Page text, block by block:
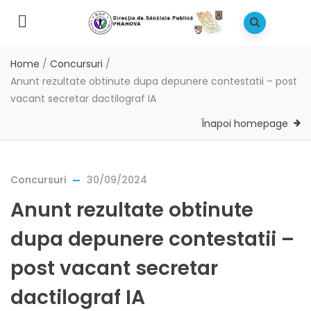
Home / Concursuri /
Anunt rezultate obtinute dupa depunere contestatii – post
vacant secretar dactilograf IA
Înapoi homepage
Concursuri 30/09/2024
Anunt rezultate obtinute
dupa depunere contestatii –
post vacant secretar
dactilograf IA